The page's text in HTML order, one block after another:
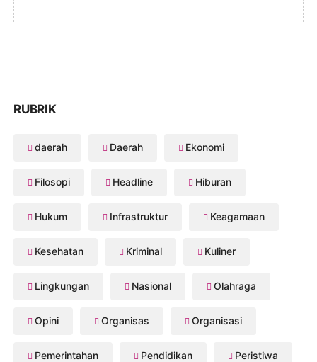
RUBRIK
daerah Daerah Ekonomi
Filosopi Headline Hiburan
Hukum Infrastruktur Keagamaan
Kesehatan Kriminal Kuliner
Lingkungan Nasional Olahraga
Opini Organisas Organisasi
Pemerintahan Pendidikan Peristiwa